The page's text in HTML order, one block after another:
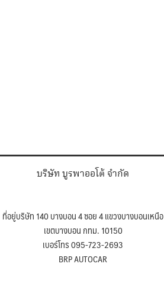
บริษัท บูรพาออโต้ จำกัด
ที่อยู่บริษัท 140 บางบอน 4 ซอย 4 แขวงบางบอนเหนือ
เขตบางบอน กทม. 10150
เบอร์โทร 095-723-2693
BRP AUTOCAR